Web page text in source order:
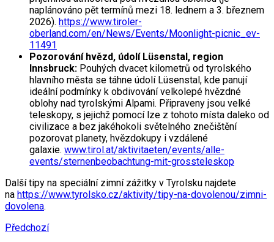
naplánováno pět termínů mezi 18. lednem a 3. březnem
2026). https://www.tiroler-
oberland.com/en/News/Events/Moonlight-picnic_ev-
11491
Pozorování hvězd, údolíLüsenstal, region
Innsbruck: Pouhých dvacet kilometrů od tyrolského
hlavního města se táhne údolí Lüsenstal, kde panují
ideální podmínky k obdivování velkolepé hvězdné
oblohy nad tyrolskými Alpami. Připraveny jsou velké
teleskopy, s jejichž pomocí lze z tohoto místa daleko od
civilizace a bez jakéhokoli světelného znečištění
pozorovat planety, hvězdokupy i vzdálené
galaxie. www.tirol.at/aktivitaeten/events/alle-
events/sternenbeobachtung-mit-grossteleskop
Další tipy na speciální zimní zážitky v Tyrolsku najdete
na https://www.tyrolsko.cz/aktivity/tipy-na-dovolenou/zimni-
dovolena.
Předchozí